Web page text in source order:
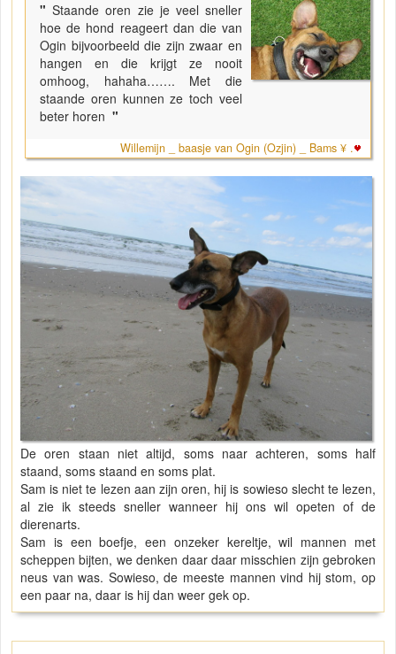
"Staande oren zie je veel sneller
hoe de hond reageert dan die van
Ogin bijvoorbeeld die zijn zwaar en
hangen en die krijgt ze nooit
omhoog, hahaha……. Met die
staande oren kunnen ze toch veel
beter horen "
Willemijn _ baasje van Ogin (Ozjin) _ Bams ¥ .
De oren staan niet altijd, soms naar achteren, soms half
staand, soms staand en soms plat.
Sam is niet te lezen aan zijn oren, hij is sowieso slecht te lezen,
al zie ik steeds sneller wanneer hij ons wil opeten of de
dierenarts.
Sam is een boefje, een onzeker kereltje, wil mannen met
scheppen bijten, we denken daar daar misschien zijn gebroken
neus van was. Sowieso, de meeste mannen vind hij stom, op
een paar na, daar is hij dan weer gek op.